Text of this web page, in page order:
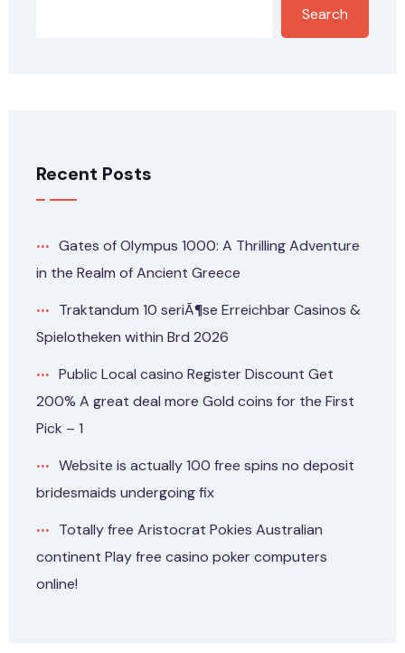
Search
Recent Posts
Gates of Olympus 1000: A Thrilling Adventure
in the Realm of Ancient Greece
Traktandum 10 seriÃ¶se Erreichbar Casinos &
Spielotheken within Brd 2026
Public Local casino Register Discount Get
200% A great deal more Gold coins for the First
Pick – 1
Website is actually 100 free spins no deposit
bridesmaids undergoing fix
Totally free Aristocrat Pokies Australian
continent Play free casino poker computers
online!